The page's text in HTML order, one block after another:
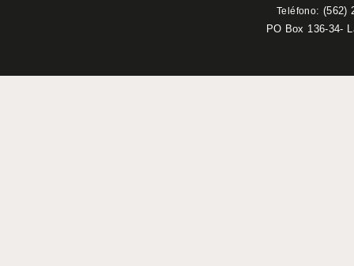
Teléfono: (562)
PO Box 136-34-